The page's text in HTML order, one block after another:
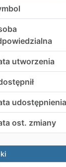
utworzenia
udostępnienia
ost. zmiany